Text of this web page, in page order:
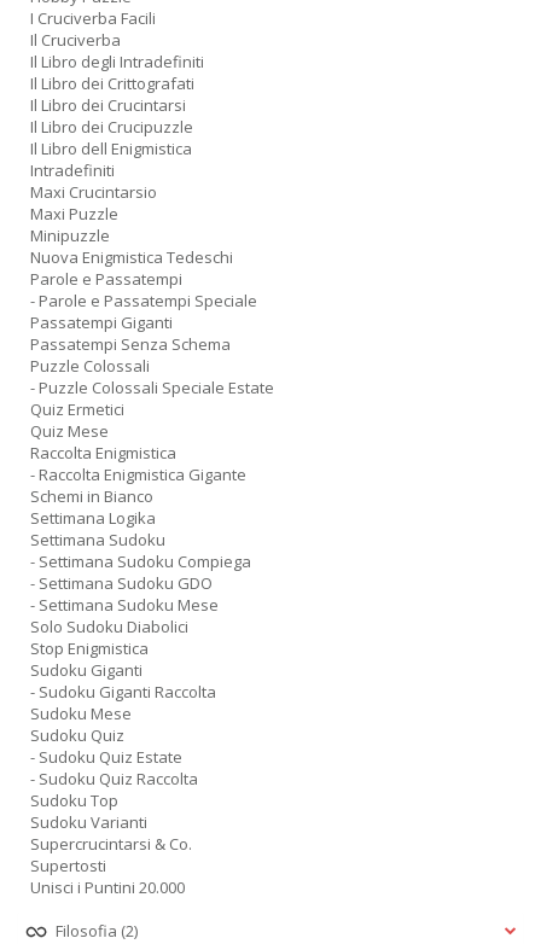
I Cruciverba Facili
Il Cruciverba
Il Libro degli Intradefiniti
Il Libro dei Crittografati
Il Libro dei Crucintarsi
Il Libro dei Crucipuzzle
Il Libro dell Enigmistica
Intradefiniti
Maxi Crucintarsio
Maxi Puzzle
Minipuzzle
Nuova Enigmistica Tedeschi
Parole e Passatempi
- Parole e Passatempi Speciale
Passatempi Giganti
Passatempi Senza Schema
Puzzle Colossali
- Puzzle Colossali Speciale Estate
Quiz Ermetici
Quiz Mese
Raccolta Enigmistica
- Raccolta Enigmistica Gigante
Schemi in Bianco
Settimana Logika
Settimana Sudoku
- Settimana Sudoku Compiega
- Settimana Sudoku GDO
- Settimana Sudoku Mese
Solo Sudoku Diabolici
Stop Enigmistica
Sudoku Giganti
- Sudoku Giganti Raccolta
Sudoku Mese
Sudoku Quiz
- Sudoku Quiz Estate
- Sudoku Quiz Raccolta
Sudoku Top
Sudoku Varianti
Supercrucintarsi & Co.
Supertosti
Unisci i Puntini 20.000
Filosofia (2)